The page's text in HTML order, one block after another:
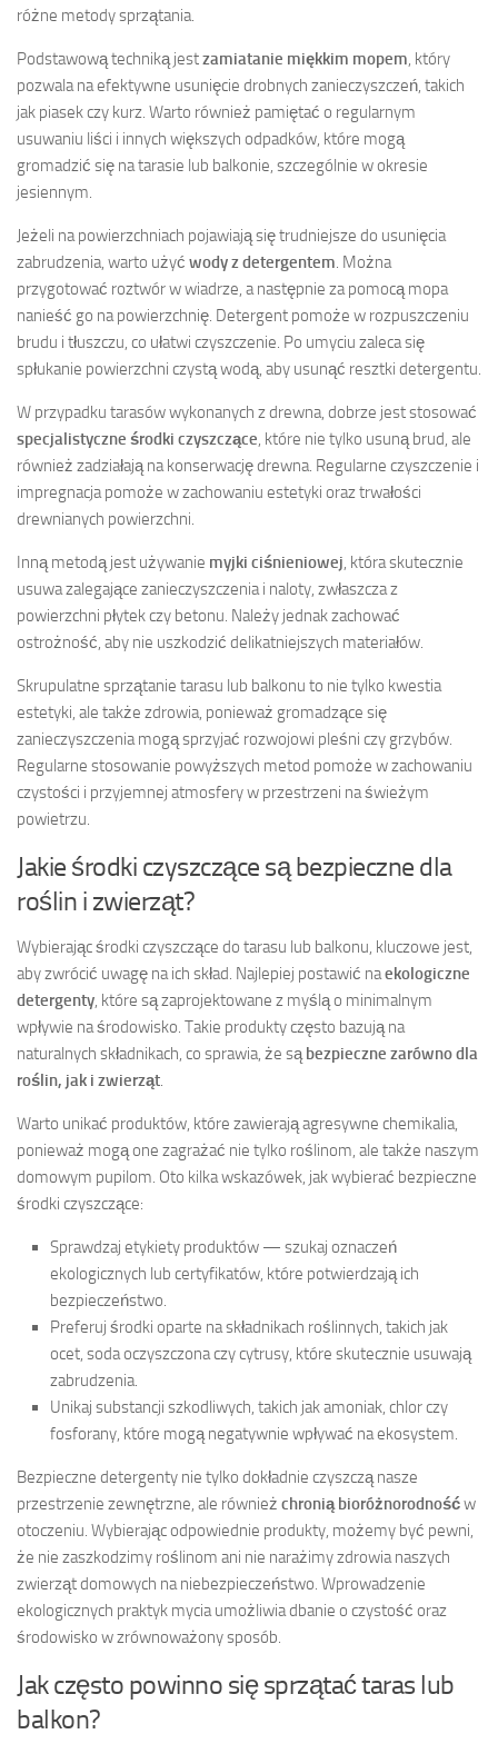
różne metody sprzątania.
Podstawową techniką jestzamiatanie miękkim mopem, który
pozwala na efektywne usunięcie drobnych zanieczyszczeń, takich
jak piasek czy kurz. Warto również pamiętać o regularnym
usuwaniu liści i innych większych odpadków, które mogą
gromadzić się na tarasie lub balkonie, szczególnie w okresie
jesiennym.
Jeżeli na powierzchniach pojawiają się trudniejsze do usunięcia
zabrudzenia, warto użyć wody z detergentem. Można
przygotować roztwór w wiadrze, a następnie za pomocą mopa
nanieść go na powierzchnię. Detergent pomoże w rozpuszczeniu
brudu i tłuszczu, co ułatwi czyszczenie. Po umyciu zaleca się
spłukanie powierzchni czystą wodą, aby usunąć resztki detergentu.
W przypadku tarasów wykonanych z drewna, dobrze jest stosować
specjalistyczne środki czyszczące, które nie tylko usuną brud, ale
również zadziałają na konserwację drewna. Regularne czyszczenie i
impregnacja pomoże w zachowaniu estetyki oraz trwałości
drewnianych powierzchni.
Inną metodą jest używanie myjki ciśnieniowej, która skutecznie
usuwa zalegające zanieczyszczenia i naloty, zwłaszcza z
powierzchni płytek czy betonu. Należy jednak zachować
ostrożność, aby nie uszkodzić delikatniejszych materiałów.
Skrupulatne sprzątanie tarasu lub balkonu to nie tylko kwestia
estetyki, ale także zdrowia, ponieważ gromadzące się
zanieczyszczenia mogą sprzyjać rozwojowi pleśni czy grzybów.
Regularne stosowanie powyższych metod pomoże w zachowaniu
czystości i przyjemnej atmosfery w przestrzeni na świeżym
powietrzu.
Jakie środki czyszczące są bezpieczne dla
roślin i zwierząt?
Wybierając środki czyszczące do tarasu lub balkonu, kluczowe jest,
aby zwrócić uwagę na ich skład. Najlepiej postawić naekologiczne
detergenty, które są zaprojektowane z myślą o minimalnym
wpływie na środowisko. Takie produkty często bazują na
naturalnych składnikach, co sprawia, że sąbezpieczne zarówno dla
roślin, jak i zwierząt.
Warto unikać produktów, które zawierają agresywne chemikalia,
ponieważ mogą one zagrażać nie tylko roślinom, ale także naszym
domowym pupilom. Oto kilka wskazówek, jak wybierać bezpieczne
środki czyszczące:
Sprawdzaj etykiety produktów — szukaj oznaczeń
ekologicznych lub certyfikatów, które potwierdzają ich
bezpieczeństwo.
Preferuj środki oparte na składnikach roślinnych, takich jak
ocet, soda oczyszczona czy cytrusy, które skutecznie usuwają
zabrudzenia.
Unikaj substancji szkodliwych, takich jak amoniak, chlor czy
fosforany, które mogą negatywnie wpływać na ekosystem.
Bezpieczne detergenty nie tylko dokładnie czyszczą nasze
przestrzenie zewnętrzne, ale również chronią bioróżnorodnośćw
otoczeniu. Wybierając odpowiednie produkty, możemy być pewni,
że nie zaszkodzimy roślinom ani nie narażimy zdrowia naszych
zwierząt domowych na niebezpieczeństwo. Wprowadzenie
ekologicznych praktyk mycia umożliwia dbanie o czystość oraz
środowisko w zrównoważony sposób.
Jak często powinno się sprzątać taras lub
balkon?